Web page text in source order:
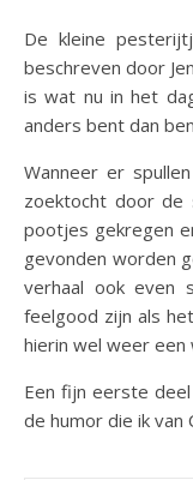
De kleine
beschreven door
is wat nu in het
anders bent dan
Wanneer er
zoektocht door de
pootjes gekregen
gevonden worden
verhaal ook even
feelgood zijn als
hierin wel weer een
Een fijn eerste
de humor die ik van